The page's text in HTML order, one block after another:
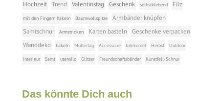
Hochzeit
Trend Valentinstag Geschenk selbstklebend Filz
mit den Fingern häkeln Baumwollspitze
Armbänder knüpfen
Samtschnur
Armstricken Karten basteln
Geschenke verpacken
Wanddeko
häkeln Muttertag Accessoire Jutekordel Herbst Outdoor
Interieur Samt utensilo Glitzer Freundschaftsbänder Kunstfell-Schnur
Das könnte Dich auch